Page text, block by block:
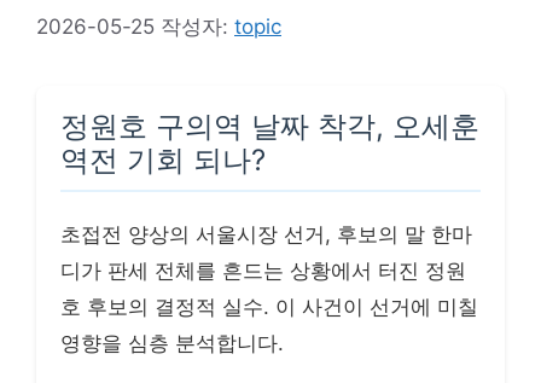
2026-05-25 작성자: topic
정원호 구의역 날짜 착각, 오세훈
역전 기회 되나?
초접전 양상의 서울시장 선거, 후보의 말 한마
디가 판세 전체를 흔드는 상황에서 터진 정원
호 후보의 결정적 실수. 이 사건이 선거에 미칠
영향을 심층 분석합니다.